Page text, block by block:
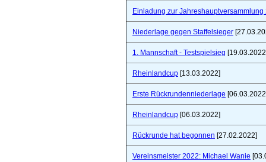
Einladung zur Jahreshauptversammlung
Niederlage gegen Staffelsieger
1. Mannschaft - Testspielsieg
Rheinlandcup [13.03.2022]
Erste Rückrundenniederlage
Rheinlandcup [06.03.2022]
Rückrunde hat begonnen [27.02.2022]
Vereinsmeister 2022: Michael Wanie